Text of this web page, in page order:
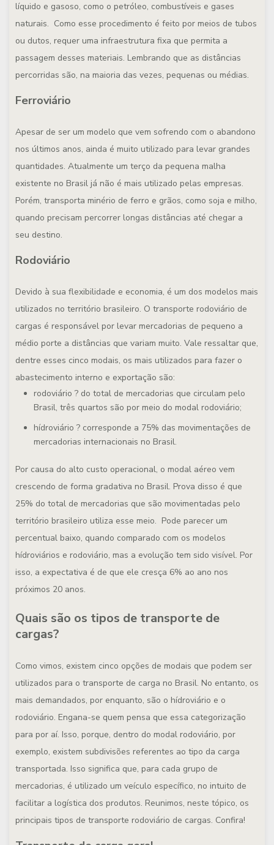
líquido e gasoso, como o petróleo, combustíveis e gases
naturais. Como esse procedimento é feito por meios de tubos
ou dutos, requer uma infraestrutura fixa que permita a
passagem desses materiais. Lembrando que as distâncias
percorridas são, na maioria das vezes, pequenas ou médias.
Ferroviário
Apesar de ser um modelo que vem sofrendo com o abandono
nos últimos anos, ainda é muito utilizado para levar grandes
quantidades. Atualmente um terço da pequena malha
existente no Brasil já não é mais utilizado pelas empresas.
Porém, transporta minério de ferro e grãos, como soja e milho,
quando precisam percorrer longas distâncias até chegar a
seu destino.
Rodoviário
Devido à sua flexibilidade e economia, é um dos modelos mais
utilizados no território brasileiro. O transporte rodoviário de
cargas é responsável por levar mercadorias de pequeno a
médio porte a distâncias que variam muito. Vale ressaltar que,
dentre esses cinco modais, os mais utilizados para fazer o
abastecimento interno e exportação são:
rodoviário ? do total de mercadorias que circulam pelo
Brasil, três quartos são por meio do modal rodoviário;
hídroviário ? corresponde a 75% das movimentações de
mercadorias internacionais no Brasil.
Por causa do alto custo operacional, o modal aéreo vem
crescendo de forma gradativa no Brasil. Prova disso é que
25% do total de mercadorias que são movimentadas pelo
território brasileiro utiliza esse meio. Pode parecer um
percentual baixo, quando comparado com os modelos
hídroviários e rodoviário, mas a evolução tem sido visível. Por
isso, a expectativa é de que ele cresça 6% ao ano nos
próximos 20 anos.
Quais são os tipos de transporte de
cargas?
Como vimos, existem cinco opções de modais que podem ser
utilizados para o transporte de carga no Brasil. No entanto, os
mais demandados, por enquanto, são o hídroviário e o
rodoviário. Engana-se quem pensa que essa categorização
para por aí. Isso, porque, dentro do modal rodoviário, por
exemplo, existem subdivisões referentes ao tipo da carga
transportada. Isso significa que, para cada grupo de
mercadorias, é utilizado um veículo específico, no intuito de
facilitar a logística dos produtos. Reunimos, neste tópico, os
principais tipos de transporte rodoviário de cargas. Confira!